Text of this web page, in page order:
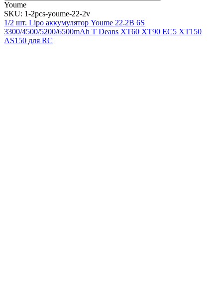
Youme
SKU: 1-2pcs-youme-22-2v
1/2 шт. Lipo аккумулятор Youme 22.2В 6S
3300/4500/5200/6500mAh T Deans XT60 XT90 EC5 XT150
AS150 для RC